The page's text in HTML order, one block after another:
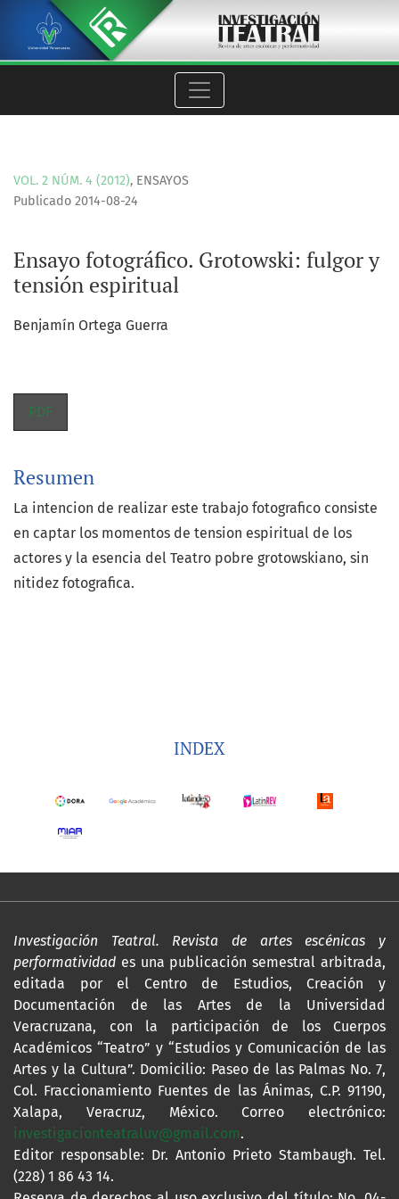
Ensayo fotográfico. Grotowski: fulgor y tensión espiritual
VOL. 2 NÚM. 4 (2012), ENSAYOS
Ensayo fotográfico. Grotowski: fulgor y
tensión espiritual
Publicado 2014-08-24
Benjamín Ortega Guerra
PDF
Resumen
La intencion de realizar este trabajo fotografico consiste
en captar los momentos de tension espiritual de los
actores y la esencia del Teatro pobre grotowskiano, sin
nitidez fotografica.
INDEX
Investigación Teatral. Revista de artes escénicas y
performatividad es una publicación semestral arbitrada,
editada por el Centro de Estudios, Creación y
Documentación de las Artes de la Universidad
Veracruzana, con la participación de los Cuerpos
Académicos “Teatro” y “Estudios y Comunicación de las
Artes y la Cultura”. Domicilio: Paseo de las Palmas No. 7,
Col. Fraccionamiento Fuentes de las Ánimas, C.P. 91190,
Xalapa, Veracruz, México. Correo electrónico:
investigacionteatraluv@gmail.com.
Editor responsable: Dr. Antonio Prieto Stambaugh. Tel.
(228) 1 86 43 14.